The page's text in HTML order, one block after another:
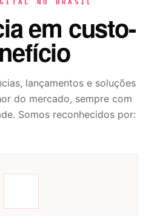
NO BRASIL
em custo-
lançamentos e soluções
do mercado, sempre com
Somos reconhecidos por: